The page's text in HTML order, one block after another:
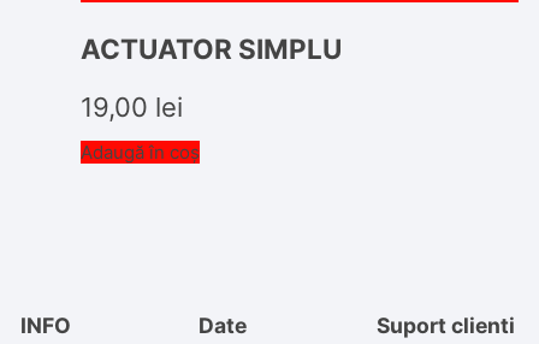
ACTUATOR SIMPLU
19,00 lei
Adaugă în coș
INFO
Date
Suport clienti